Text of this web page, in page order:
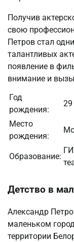
Получив
свою
Петров стал
талантливых
появление в
внимание и
Год
рождения:
29
Место
рождения:
Образование:
Детство в
Александр
маленьком
территории